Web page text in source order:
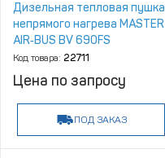
Дизельная тепловая пушка
непрямого нагрева MASTER
AIR‑BUS BV 690FS
Код товара: 22711
Цена по запросу
ПОД ЗАКАЗ